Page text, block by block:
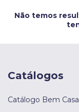
Não temos
Catálogos
Catálogo Bem